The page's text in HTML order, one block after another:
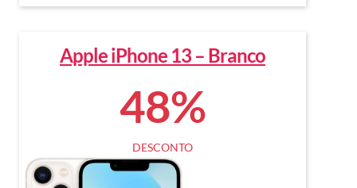
Apple iPhone 13 – Branco
48%
DESCONTO